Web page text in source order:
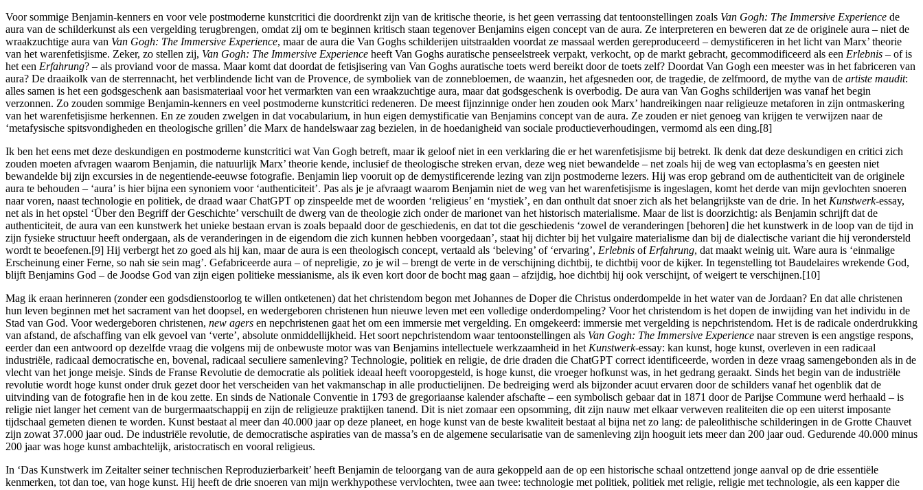
Voor sommige Benjamin-kenners en voor vele postmoderne kunstcritici die doordrenkt zijn van de kritische theorie, is het geen verrassing dat tentoonstellingen zoals Van Gogh: The Immersive Experience de
aura van de schilderkunst als een vergelding terugbrengen, omdat zij om te beginnen kritisch staan tegenover Benjamins eigen concept van de aura. Ze interpreteren en beweren dat ze de originele aura – niet de
wraakzuchtige aura van Van Gogh: The Immersive Experience, maar de aura die Van Goghs schilderijen uitstraalden voordat ze massaal werden gereproduceerd – demystificeren in het licht van Marx’ theorie
van het warenfetisjisme. Zeker, zo stellen zij, Van Gogh: The Immersive Experience heeft Van Goghs auratische penseelstreek verpakt, verkocht, op de markt gebracht, gecommodificeerd als een Erlebnis – of is
het een Erfahrung? – als proviand voor de massa. Maar komt dat doordat de fetisjisering van Van Goghs auratische toets werd bereikt door de toets zelf? Doordat Van Gogh een meester was in het fabriceren van
aura? De draaikolk van de sterrennacht, het verblindende licht van de Provence, de symboliek van de zonnebloemen, de waanzin, het afgesneden oor, de tragedie, de zelfmoord, de mythe van de artiste maudit:
alles samen is het een godsgeschenk aan basismateriaal voor het vermarkten van een wraakzuchtige aura, maar dat godsgeschenk is overbodig. De aura van Van Goghs schilderijen was vanaf het begin
verzonnen. Zo zouden sommige Benjamin-kenners en veel postmoderne kunstcritici redeneren. De meest fijnzinnige onder hen zouden ook Marx’ handreikingen naar religieuze metaforen in zijn ontmaskering
van het warenfetisjisme herkennen. En ze zouden zwelgen in dat vocabularium, in hun eigen demystificatie van Benjamins concept van de aura. Ze zouden er niet genoeg van krijgen te verwijzen naar de
‘metafysische spitsvondigheden en theologische grillen’ die Marx de handelswaar zag bezielen, in de hoedanigheid van sociale productieverhoudingen, vermomd als een ding.[8]
Ik ben het eens met deze deskundigen en postmoderne kunstcritici wat Van Gogh betreft, maar ik geloof niet in een verklaring die er het warenfetisjisme bij betrekt. Ik denk dat deze deskundigen en critici zich
zouden moeten afvragen waarom Benjamin, die natuurlijk Marx’ theorie kende, inclusief de theologische streken ervan, deze weg niet bewandelde – net zoals hij de weg van ectoplasma’s en geesten niet
bewandelde bij zijn excursies in de negentiende-eeuwse fotografie. Benjamin liep vooruit op de demystificerende lezing van zijn postmoderne lezers. Hij was erop gebrand om de authenticiteit van de originele
aura te behouden – ‘aura’ is hier bijna een synoniem voor ‘authenticiteit’. Pas als je je afvraagt waarom Benjamin niet de weg van het warenfetisjisme is ingeslagen, komt het derde van mijn gevlochten snoeren
naar voren, naast technologie en politiek, de draad waar ChatGPT op zinspeelde met de woorden ‘religieus’ en ‘mystiek’, en dan onthult dat snoer zich als het belangrijkste van de drie. In het Kunstwerk-essay,
net als in het opstel ‘Über den Begriff der Geschichte’ verschuilt de dwerg van de theologie zich onder de marionet van het historisch materialisme. Maar de list is doorzichtig: als Benjamin schrijft dat de
authenticiteit, de aura van een kunstwerk het unieke bestaan ervan is zoals bepaald door de geschiedenis, en dat tot die geschiedenis ‘zowel de veranderingen [behoren] die het kunstwerk in de loop van de tijd in
zijn fysieke structuur heeft ondergaan, als de veranderingen in de eigendom die zich kunnen hebben voorgedaan’, staat hij dichter bij het vulgaire materialisme dan bij de dialectische variant die hij verondersteld
wordt te beoefenen.[9] Hij verbergt het zo goed als hij kan, maar de aura is een theologisch concept, vertaald als ‘beleving’ of ‘ervaring’, Erlebnis of Erfahrung, dat maakt weinig uit. Ware aura is ‘einmalige
Erscheinung einer Ferne, so nah sie sein mag’. Gefabriceerde aura – of nepreligie, zo je wil – brengt de verte in de verschijning dichtbij, te dichtbij voor de kijker. In tegenstelling tot Baudelaires wrekende God,
blijft Benjamins God – de Joodse God van zijn eigen politieke messianisme, als ik even kort door de bocht mag gaan – afzijdig, hoe dichtbij hij ook verschijnt, of weigert te verschijnen.[10]
Mag ik eraan herinneren (zonder een godsdienstoorlog te willen ontketenen) dat het christendom begon met Johannes de Doper die Christus onderdompelde in het water van de Jordaan? En dat alle christenen
hun leven beginnen met het sacrament van het doopsel, en wedergeboren christenen hun nieuwe leven met een volledige onderdompeling? Voor het christendom is het dopen de inwijding van het individu in de
Stad van God. Voor wedergeboren christenen, new agers en nepchristenen gaat het om een immersie met vergelding. En omgekeerd: immersie met vergelding is nepchristendom. Het is de radicale onderdrukking
van afstand, de afschaffing van elk gevoel van ‘verte’, absolute onmiddellijkheid. Het soort nepchristendom waar tentoonstellingen als Van Gogh: The Immersive Experience naar streven is een angstige respons,
eerder dan een antwoord op dezelfde vraag die volgens mij de onbewuste motor was van Benjamins intellectuele werkzaamheid in het Kunstwerk-essay: kan kunst, hoge kunst, overleven in een radicaal
industriële, radicaal democratische en, bovenal, radicaal seculiere samenleving? Technologie, politiek en religie, de drie draden die ChatGPT correct identificeerde, worden in deze vraag samengebonden als in de
vlecht van het jonge meisje. Sinds de Franse Revolutie de democratie als politiek ideaal heeft vooropgesteld, is hoge kunst, die vroeger hofkunst was, in het gedrang geraakt. Sinds het begin van de industriële
revolutie wordt hoge kunst onder druk gezet door het verscheiden van het vakmanschap in alle productielijnen. De bedreiging werd als bijzonder acuut ervaren door de schilders vanaf het ogenblik dat de
uitvinding van de fotografie hen in de kou zette. En sinds de Nationale Conventie in 1793 de gregoriaanse kalender afschafte – een symbolisch gebaar dat in 1871 door de Parijse Commune werd herhaald – is
religie niet langer het cement van de burgermaatschappij en zijn de religieuze praktijken tanend. Dit is niet zomaar een opsomming, dit zijn nauw met elkaar verweven realiteiten die op een uiterst imposante
tijdschaal gemeten dienen te worden. Kunst bestaat al meer dan 40.000 jaar op deze planeet, en hoge kunst van de beste kwaliteit bestaat al bijna net zo lang: de paleolithische schilderingen in de Grotte Chauvet
zijn zowat 37.000 jaar oud. De industriële revolutie, de democratische aspiraties van de massa’s en de algemene secularisatie van de samenleving zijn hooguit iets meer dan 200 jaar oud. Gedurende 40.000 minus
200 jaar was hoge kunst ambachtelijk, aristocratisch en vooral religieus.
In ‘Das Kunstwerk im Zeitalter seiner technischen Reproduzierbarkeit’ heeft Benjamin de teloorgang van de aura gekoppeld aan de op een historische schaal ontzettend jonge aanval op de drie essentiële
kenmerken, tot dan toe, van hoge kunst. Hij heeft de drie snoeren van mijn werkhypothese vervlochten, twee aan twee: technologie met politiek, politiek met religie, religie met technologie, als een kapper die